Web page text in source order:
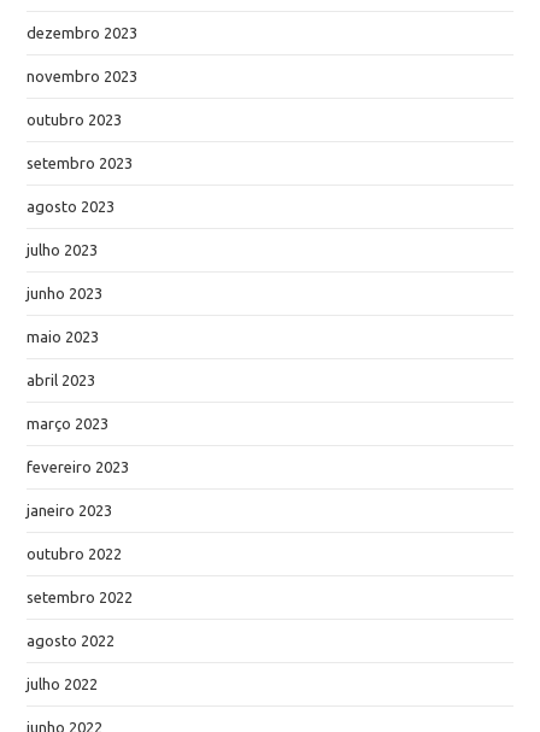
dezembro 2023
novembro 2023
outubro 2023
setembro 2023
agosto 2023
julho 2023
junho 2023
maio 2023
abril 2023
março 2023
fevereiro 2023
janeiro 2023
outubro 2022
setembro 2022
agosto 2022
julho 2022
junho 2022